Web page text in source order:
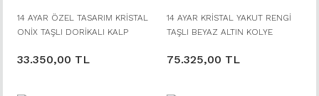
14 AYAR ÖZEL TASARIM KRİSTAL
ONİX TAŞLI DORİKALI KALP
33.350,00 TL
14 AYAR KRİSTAL YAKUT RENGİ
TAŞLI BEYAZ ALTIN KOLYE
75.325,00 TL